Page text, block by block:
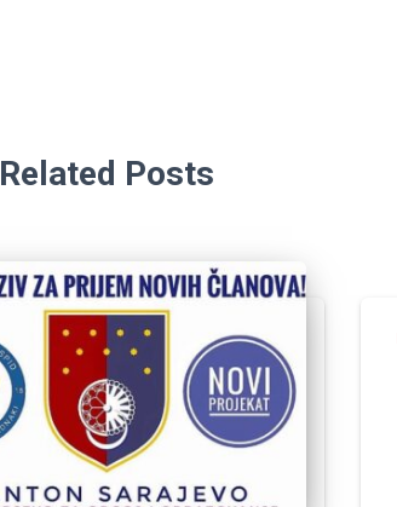
Related Posts